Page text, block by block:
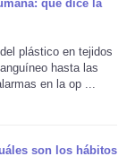
qué dice la
plástico en tejidos
hasta las
en la op ...
son los hábitos